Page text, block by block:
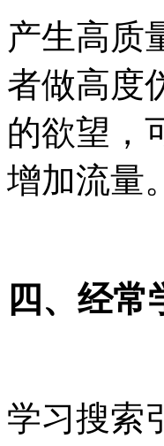
产生高质
者做高度
的欲望，
增加流量。
四、经
学习搜索